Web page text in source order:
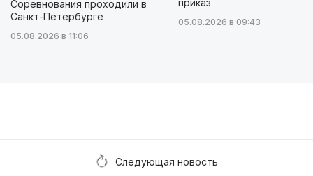
Соревнования проходили в
Санкт-Петербурге
05.08.2026 в 11:06
приказ
05.08.2026 в 09:43
Следующая новость